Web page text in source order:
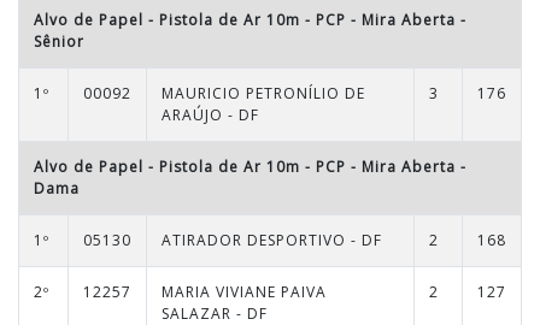
Alvo de Papel - Pistola de Ar 10m - PCP - Mira Aberta -
Sênior
1º 00092
MAURICIO PETRONÍLIO DE
ARAÚJO - DF
3 176
Alvo de Papel - Pistola de Ar 10m - PCP - Mira Aberta -
Dama
1º 05130 ATIRADOR DESPORTIVO - DF 2 168
2º 12257
MARIA VIVIANE PAIVA
SALAZAR - DF
2 127